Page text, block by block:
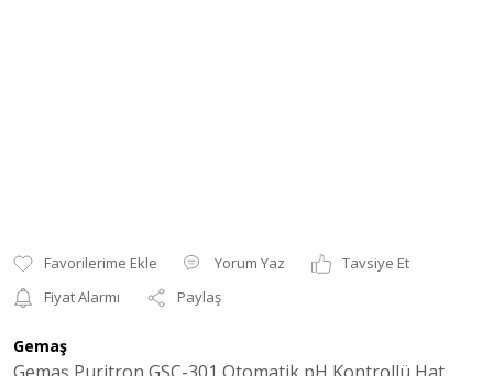
Yorum Yaz
Tavsiye Et
Fiyat Alarmı
Paylaş
Gemaş